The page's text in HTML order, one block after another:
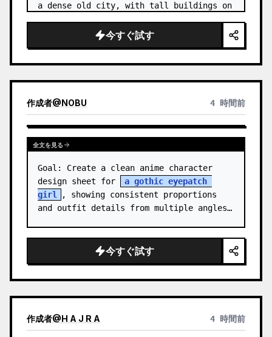
a dense old city, with tall buildings on
moving cars, soft streetlights,…
今すぐ試す
作成者@NOBU 4 時間前
全文を見る
Goal: Create a clean anime character
design sheet for
a gothic eyepatch
girl
, showing consistent proportions
and outfit details from multiple angles.
character sheet, about 16…
今すぐ試す
作成者@H A J R A 4 時間前